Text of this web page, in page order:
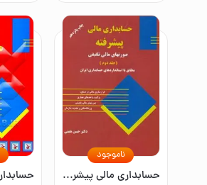
حسابداری مالی پیشرفته: مطابق با استاندارد ایران (جلد دوم)
ناموجود